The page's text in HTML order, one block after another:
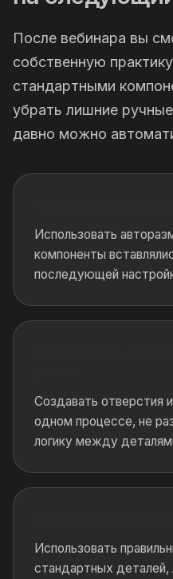
После вебинара вы
собственную
стандартными
убрать лишние
давно можно
Использовать
компоненты
последующей
Создавать отверстия
одном процессе, не
логику между
Использовать
стандартных деталей,